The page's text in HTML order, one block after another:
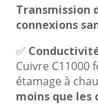
Transmission
connexions
✅
Cuivre C11000
étamage à
moins que les